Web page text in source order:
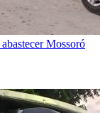
Mossoró